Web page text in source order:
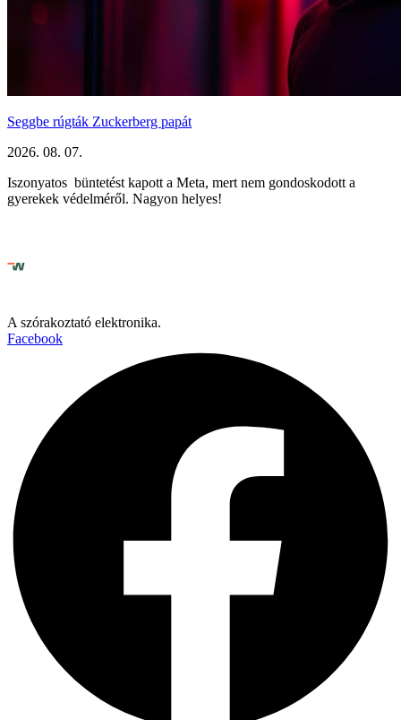
Seggbe rúgták Zuckerberg papát
2026. 08. 07.
Iszonyatos büntetést kapott a Meta, mert nem gondoskodott a
gyerekek védelméről. Nagyon helyes!
A szórakoztató elektronika.
Facebook